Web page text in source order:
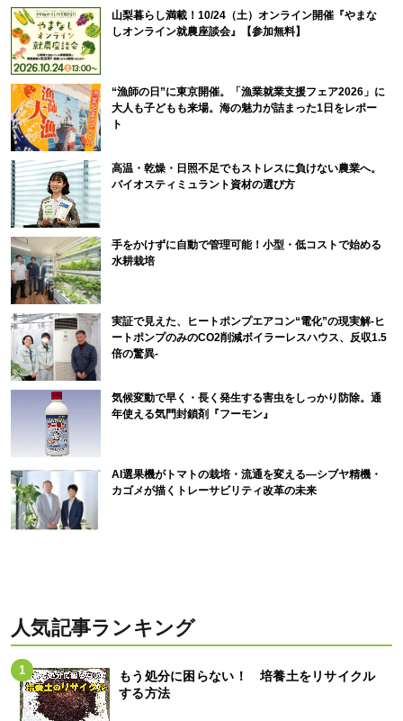
山梨暮らし満載！10/24（土）オンライン開催『やまな
しオンライン就農座談会』【参加無料】
“漁師の日”に東京開催。「漁業就業支援フェア2026」に
大人も子どもも来場。海の魅力が詰まった1日をレポー
ト
高温・乾燥・日照不足でもストレスに負けない農業へ。
バイオスティミュラント資材の選び方
手をかけずに自動で管理可能！小型・低コストで始める
水耕栽培
実証で見えた、ヒートポンプエアコン“電化”の現実解-ヒ
ートポンプのみのCO2削減ボイラーレスハウス、反収1.5
倍の驚異-
気候変動で早く・長く発生する害虫をしっかり防除。通
年使える気門封鎖剤『フーモン』
AI選果機がトマトの栽培・流通を変える―シブヤ精機・
カゴメが描くトレーサビリティ改革の未来
人気記事ランキング
もう処分に困らない！ 培養土をリサイクル
する方法